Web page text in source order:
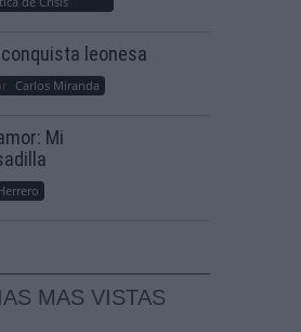
leonesa
Carlos Miranda
Mi
MAS VISTAS